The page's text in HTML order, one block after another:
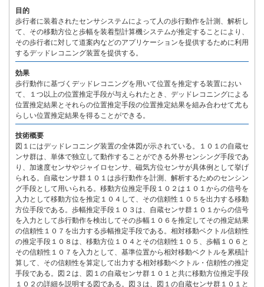
目的
歩行者に装着されたセンサシステムによって人の歩行動作を計測、解析し
て、その移動方位と歩幅を装着型計算機システムが推定することにより、
その歩行者に対して道案内などのアプリケーションを提供するために利用
するデッドレコニング装置を提供する。
効果
歩行動作に基づくデッドレコニングを用いて位置を推定する装置におい
て、１つ以上の位置推定手段が与えられたとき、デッドレコニングによる
位置推定結果とそれらの位置推定手段の位置推定結果を組み合わせて尤も
らしい位置推定結果を得ることができる。
技術概要
図１にはデッドレコニング装置の全体図が示されている。１０１の自蔵セ
ンサ群は、単体で独立して動作することができる外界センシング手段であ
り、加速度センサやジャイロセンサ、磁気方位センサが具体例として挙げ
られる。自蔵センサ群１０１は歩行動作を計測、解析するためのセンシン
グ手段として用いられる。移動方位推定手段１０２は１０１からの信号を
入力として移動方位を推定１０４して、その信頼性１０５を出力する移動
方位手段である。歩幅推定手段１０３は、自蔵センサ群１０１からの信号
を入力として歩行動作を検出してその歩幅１０６を推定してその推定結果
の信頼性１０７を出力する歩幅推定手段である。相対移動ベクトル信頼性
の推定手段１０８は、移動方位１０４とその信頼性１０５、歩幅１０６と
その信頼性１０７を入力として、基準位置から相対移動ベクトルを累積計
算して、その信頼性を算定して出力する相対移動ベクトル・信頼性の推定
手段である。図２は、図１の自蔵センサ群１０１と共に移動方位推定手段
１０２の詳細を説明する図である。図３は、図１の自蔵センサ群１０１と